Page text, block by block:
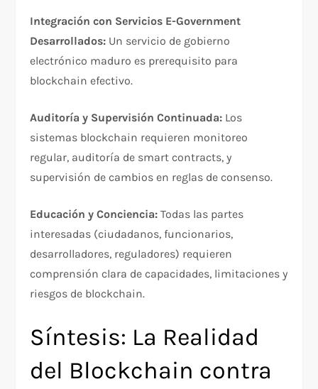
Integración con Servicios E-Government
Desarrollados: Un servicio de gobierno
electrónico maduro es prerequisito para
blockchain efectivo.​
Auditoría y Supervisión Continuada: Los
sistemas blockchain requieren monitoreo
regular, auditoría de smart contracts, y
supervisión de cambios en reglas de consenso.​
Educación y Conciencia: Todas las partes
interesadas (ciudadanos, funcionarios,
desarrolladores, reguladores) requieren
comprensión clara de capacidades, limitaciones y
riesgos de blockchain.​
Síntesis: La Realidad
del Blockchain contra